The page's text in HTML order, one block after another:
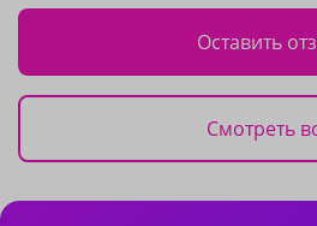
Оставить
Смотреть